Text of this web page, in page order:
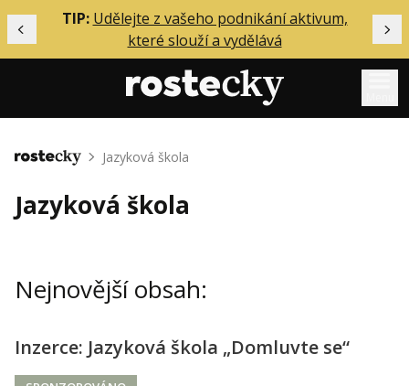
Předchozí
TIP: Udělejte z vašeho podnikání aktivum,
které slouží a vydělává
Mentoring
Solo
Inzerce
Přihlášení
Domů Jazyková škola
Jazyková škola
Nejnovější obsah:
Inzerce: Jazyková škola „Domluvte se“